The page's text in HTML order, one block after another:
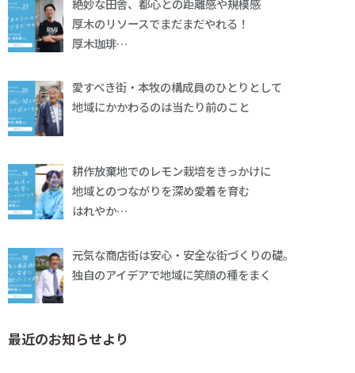
絶妙な田舎、都心との距離感や規模感
厚木のリソースでまだまだやれる！
厚木珈琲…
愛すべき街・本牧の構成員のひとりとして
地域にかかわるのは当たり前のこと
耕作放棄地でのレモン栽培をきっかけに
地域とのつながりを深め愛着を育む
はれやか…
元気な商店街は安心・安全な街づくりの礎。
独自のアイデアで地域に笑顔の種をまく
最近のお知らせより